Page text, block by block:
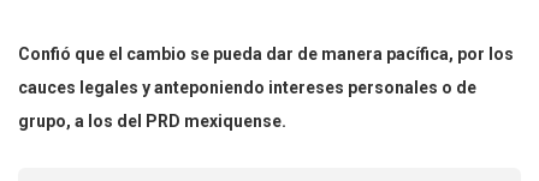
Confió que el cambio se pueda dar de manera pacífica, por los
cauces legales y anteponiendo intereses personales o de
grupo, a los del PRD mexiquense.